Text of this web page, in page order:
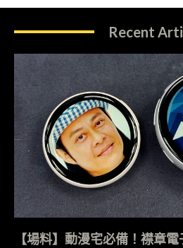
Recent
【場料】動漫宅必備！襟章